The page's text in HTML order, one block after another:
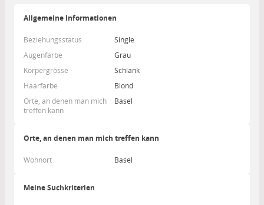
Allgemeine Informationen
Beziehungsstatus
Single
Augenfarbe
Grau
Körpergrösse
Schlank
Haarfarbe
Blond
Orte, an denen man mich
treffen kann
Basel
Orte, an denen man mich treffen kann
Wohnort Basel
Meine Suchkriterien